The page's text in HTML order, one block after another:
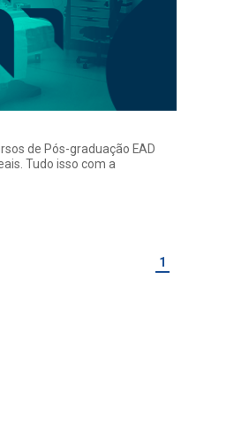
de Pós-graduação EAD
Tudo isso com a
1